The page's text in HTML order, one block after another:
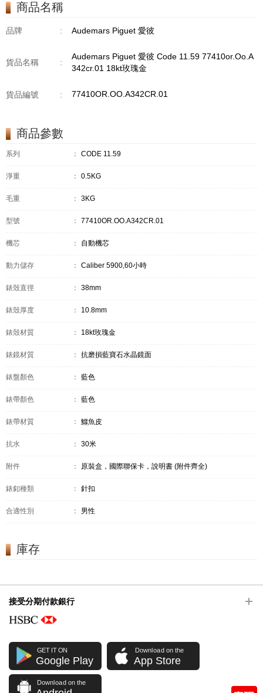
商品名稱
品牌 : Audemars Piguet 愛彼
貨品名稱 :
Audemars Piguet 愛彼 Code 11.59 77410or.Oo.A
342cr.01 18kt玫瑰金
貨品編號 : 77410OR.OO.A342CR.01
商品參數
系列 ： CODE 11.59
淨重 ： 0.5KG
毛重 ： 3KG
型號 ： 77410OR.OO.A342CR.01
機芯 ： 自動機芯
動力儲存 ： Caliber 5900,60小時
錶殼直徑 ： 38mm
錶殼厚度 ： 10.8mm
錶殼材質 ： 18kt玫瑰金
錶鏡材質 ： 抗磨損藍寶石水晶鏡面
錶盤顏色 ： 藍色
錶帶顏色 ： 藍色
錶帶材質 ： 鱷魚皮
抗水 ： 30米
附件 ： 原裝盒，國際聯保卡，說明書 (附件齊全)
錶釦種類 ： 針扣
合適性別 ： 男性
庫存
接受分期付款銀行
GET IT ON
Google Play
Download on the
App Store
Download on the